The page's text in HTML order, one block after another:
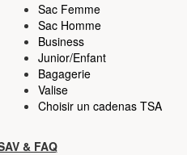
Sac Femme
Sac Homme
Business
Junior/Enfant
Bagagerie
Valise
Choisir un cadenas TSA
& FAQ